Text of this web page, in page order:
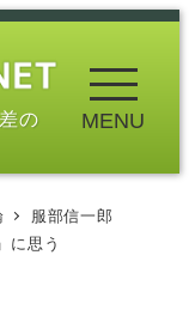
の MENU
服部信一郎
に思う